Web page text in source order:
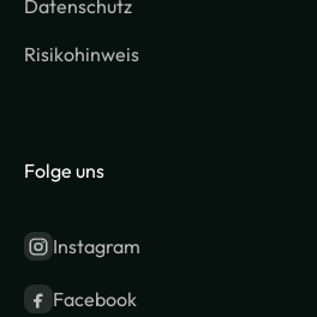
Datenschutz
Risikohinweis
Folge uns
Instagram
Facebook